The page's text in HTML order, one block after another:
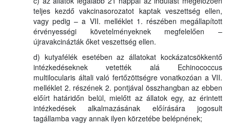
teljes kezdő vakcinasorozatot kaptak veszettség ellen,
vagy pedig – a VII. melléklet 1. részében megállapított
érvényességi követelményeknek megfelelően –
újravakcinázták őket veszettség ellen.
d) kutyafélék esetében az állatokat kockázatcsökkentő
intézkedéseknek vetették alá Echinococcus
multilocularis általi való fertőzöttségre vonatkozóan a VII.
melléklet 2. részének 2. pontjával összhangban az ebben
előírt határidőn belül, mielőtt az állatok egy, az érintett
intézkedések alkalmazásának előírására jogosult
tagállamba vagy annak ilyen körzetébe belépnének;